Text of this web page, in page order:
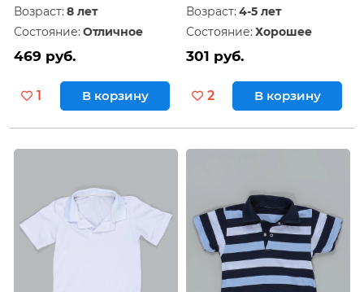
Возраст: 8 лет
Состояние: Отличное
469 руб.
1 В корзину
Возраст: 4-5 лет
Состояние: Хорошее
301 руб.
2 В корзину